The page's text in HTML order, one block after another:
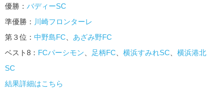
優勝： バディーSC
準優勝： 川崎フロンターレ
第３位： 中野島FC
あざみ野FC
ベスト8： FCパーシモン 足柄FC 横浜すみれSC
横浜港北
SC
結果詳細はこちら